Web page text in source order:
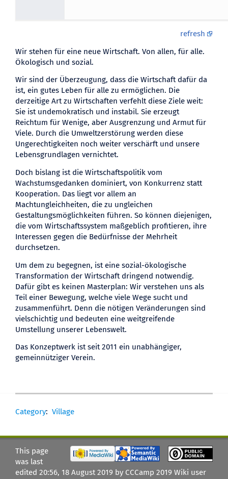
refresh
Wir stehen für eine neue Wirtschaft. Von allen, für alle.
Ökologisch und sozial.
Wir sind der Überzeugung, dass die Wirtschaft dafür da
ist, ein gutes Leben für alle zu ermöglichen. Die
derzeitige Art zu Wirtschaften verfehlt diese Ziele weit:
Sie ist undemokratisch und instabil. Sie erzeugt
Reichtum für Wenige, aber Ausgrenzung und Armut für
Viele. Durch die Umweltzerstörung werden diese
Ungerechtigkeiten noch weiter verschärft und unsere
Lebensgrundlagen vernichtet.
Doch bislang ist die Wirtschaftspolitik vom
Wachstumsgedanken dominiert, von Konkurrenz statt
Kooperation. Das liegt vor allem an
Machtungleichheiten, die zu ungleichen
Gestaltungsmöglichkeiten führen. So können diejenigen,
die vom Wirtschaftssystem maßgeblich profitieren, ihre
Interessen gegen die Bedürfnisse der Mehrheit
durchsetzen.
Um dem zu begegnen, ist eine sozial-ökologische
Transformation der Wirtschaft dringend notwendig.
Dafür gibt es keinen Masterplan: Wir verstehen uns als
Teil einer Bewegung, welche viele Wege sucht und
zusammenführt. Denn die nötigen Veränderungen sind
vielschichtig und bedeuten eine weitgreifende
Umstellung unserer Lebenswelt.
Das Konzeptwerk ist seit 2011 ein unabhängiger,
gemeinnütziger Verein.
Category: Village
This page
was last
edited 20:56, 18 August 2019 by CCCamp 2019 Wiki user